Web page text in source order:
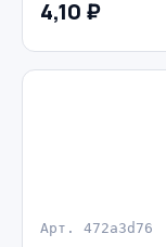
4,10 ₽
Арт. 472a3d76